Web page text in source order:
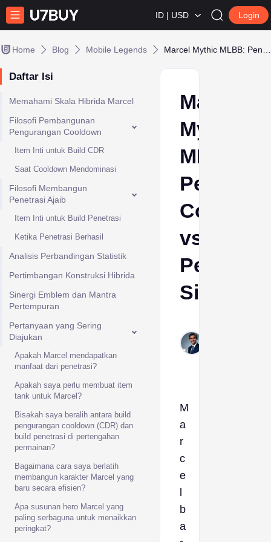
ID | USD Login
Home Blog Mobile Legends
Daftar Isi
Memahami Skala Hibrida Marcel
Filosofi Pembangunan
Pengurangan Cooldown
Item Inti untuk Build CDR
Saat Cooldown Mendominasi
Filosofi Membangun
Penetrasi Ajaib
Item Inti untuk Build Penetrasi
Ketika Penetrasi Berhasil
Analisis Perbandingan Statistik
Pertimbangan Konstruksi Hibrida
Sinergi Emblem dan Mantra
Pertempuran
Pertanyaan yang Sering
Diajukan
Apakah Marcel mendapatkan
manfaat dari penetrasi?
Apakah saya perlu membuat item
tank untuk Marcel?
Bisakah saya beralih antara build
pengurangan cooldown (CDR) dan
build penetrasi di pertengahan
permainan?
Bagaimana cara saya berlatih
membangun karakter Marcel yang
baru secara efisien?
Apa susunan hero Marcel yang
paling serbaguna untuk menaikkan
peringkat?
Marcel
Mythic
MLBB:
vs.
Sihir
M
a
r
c
e
b
a